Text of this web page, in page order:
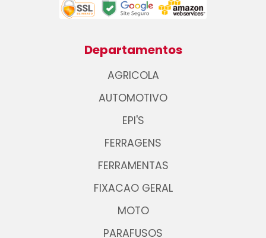
Departamentos
AGRICOLA
AUTOMOTIVO
EPI'S
FERRAGENS
FERRAMENTAS
FIXACAO GERAL
MOTO
PARAFUSOS